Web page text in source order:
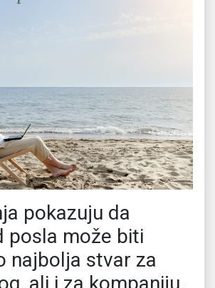
pokazuju da
posla može biti
najbolja stvar za